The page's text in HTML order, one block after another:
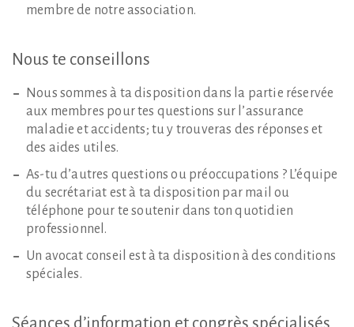
membre de notre association.
Nous te conseillons
Nous sommes à ta disposition dans la partie réservée
aux membres pour tes questions sur l’assurance
maladie et accidents; tu y trouveras des réponses et
des aides utiles.
As-tu d’autres questions ou préoccupations ? L’équipe
du secrétariat est à ta disposition par mail ou
téléphone pour te soutenir dans ton quotidien
professionnel.
Un avocat conseil est à ta disposition à des conditions
spéciales.
Séances d’information et congrès spécialisés